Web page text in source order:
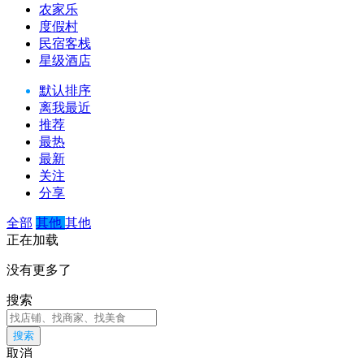
农家乐
度假村
民宿客栈
星级酒店
默认排序
离我最近
推荐
最热
最新
关注
分享
全部 其他 其他
正在加载
没有更多了
搜索
搜索
取消